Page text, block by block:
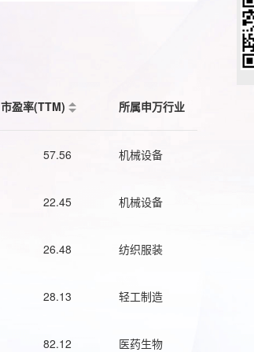
市盈率(TTM) 所属申万行业
57.56 机械设备
22.45 机械设备
26.48 纺织服装
28.13 轻工制造
82.12 医药生物